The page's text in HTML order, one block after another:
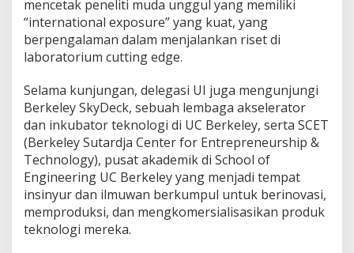
mencetak peneliti muda unggul yang memiliki
“international exposure” yang kuat, yang
berpengalaman dalam menjalankan riset di
laboratorium cutting edge.
Selama kunjungan, delegasi UI juga mengunjungi
Berkeley SkyDeck, sebuah lembaga akselerator
dan inkubator teknologi di UC Berkeley, serta SCET
(Berkeley Sutardja Center for Entrepreneurship &
Technology), pusat akademik di School of
Engineering UC Berkeley yang menjadi tempat
insinyur dan ilmuwan berkumpul untuk berinovasi,
memproduksi, dan mengkomersialisasikan produk
teknologi mereka.